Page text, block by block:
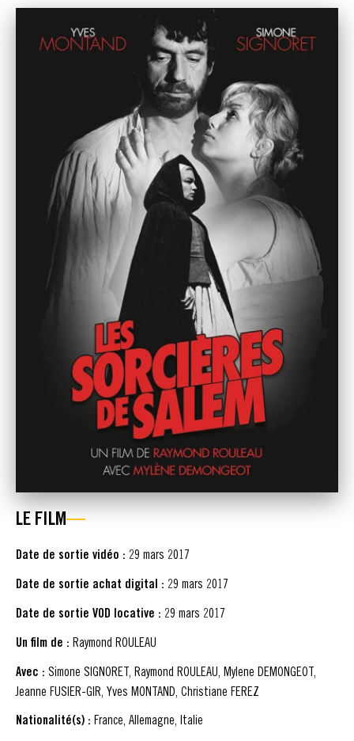
LE FILM
Date de sortie vidéo : 29 mars 2017
Date de sortie achat digital : 29 mars 2017
Date de sortie VOD locative : 29 mars 2017
Un film de : Raymond ROULEAU
Avec : Simone SIGNORET, Raymond ROULEAU, Mylene DEMONGEOT,
Jeanne FUSIER-GIR, Yves MONTAND, Christiane FEREZ
Nationalité(s) : France, Allemagne, Italie